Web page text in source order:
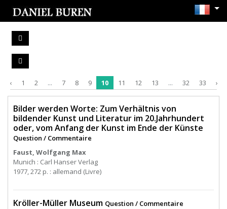
‹ 1 2 ... 7 8 9 10 11 12 13 ... 32 33 ›
Bilder werden Worte: Zum Verhältnis von
bildender Kunst und Literatur im 20.Jahrhundert
oder, vom Anfang der Kunst im Ende der Künste
Question / Commentaire
Faust, Wolfgang Max
Munich : Carl Hanser Verlag
1977, 272 p. : allemand (Livre)
Kröller-Müller Museum Question / Commentaire